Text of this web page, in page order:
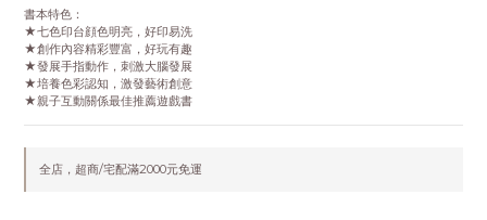
書本特色：
★七色印台顔色明亮，好印易洗
★創作內容精彩豐富，好玩有趣
★發展手指動作，刺激大腦發展
★培養色彩認知，激發藝術創意
★親子互動關係最佳推薦遊戲書
全店，超商/宅配滿2000元免運